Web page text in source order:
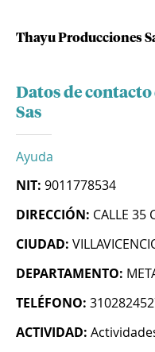
Thayu Producciones
Datos de
Sas
Ayuda
NIT: 9011778534
DIRECCIÓN: CALLE 35
CIUDAD:
DEPARTAMENTO:
TELÉFONO:
ACTIVIDAD: